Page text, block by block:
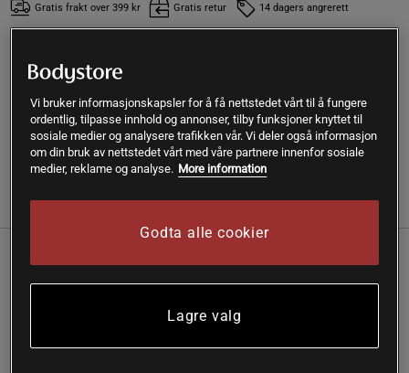
Gratis frakt over 399 kr Gratis retur 14 dagers angrerett
gjøre matingen smidigere.
Les mer
Informasjon
Vår Anti-Colic Teat 2-pakning har et patentsøkt design med
dobbelt antikolikksystem og brystlignende form, noe som
Vi bruker informasjonskapsler for å få nettstedet vårt til å fungere
ordentlig, tilpasse innhold og annonser, tilby funksjoner knyttet til
sosiale medier og analysere trafikken vår. Vi deler også informasjon
om din bruk av nettstedet vårt med våre partnere innenfor sosiale
medier, reklame og analyse. More information
Godta alle cookier
Lagre valg